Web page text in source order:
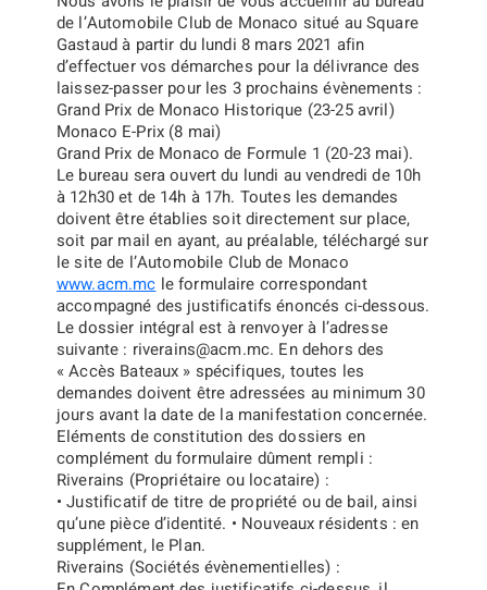
de l’Automobile Club de Monaco situé au Square
Gastaud à partir du lundi 8 mars 2021 afin
d’effectuer vos démarches pour la délivrance des
laissez-passer pour les 3 prochains évènements :
Grand Prix de Monaco Historique (23-25 avril)
Monaco E-Prix (8 mai)
Grand Prix de Monaco de Formule 1 (20-23 mai).
Le bureau sera ouvert du lundi au vendredi de 10h
à 12h30 et de 14h à 17h. Toutes les demandes
doivent être établies soit directement sur place,
soit par mail en ayant, au préalable, téléchargé sur
le site de l’Automobile Club de Monaco
www.acm.mc le formulaire correspondant
accompagné des justificatifs énoncés ci-dessous.
Le dossier intégral est à renvoyer à l’adresse
suivante : riverains@acm.mc. En dehors des
« Accès Bateaux » spécifiques, toutes les
demandes doivent être adressées au minimum30
jours avant la date de la manifestation concernée.
Eléments de constitution des dossiers en
complément du formulaire dûment rempli :
Riverains (Propriétaire ou locataire) :
• Justificatif de titre de propriété ou de bail,ainsi
qu’une pièce d’identité. • Nouveaux résidents : en
supplément, le Plan.
Riverains (Sociétés évènementielles) :